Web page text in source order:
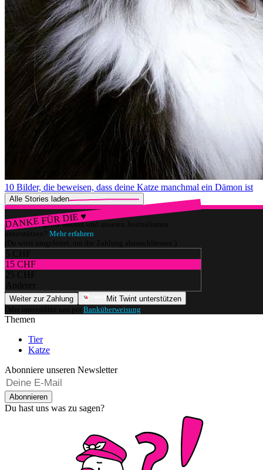
10 Bilder, die beweisen, dass deine Katze manchmal ein Dämon ist
Alle Stories laden
DANKE FÜR DIE ♥
Würdest du gerne watson und unseren Journalismus
unterstützen? Mehr erfahren
(Du wirst umgeleitet, um die Zahlung abzuschliessen.)
5 CHF
15 CHF
25 CHF
Anderer
Weiter zur Zahlung
Mit Twint unterstützen
Oder unterstütze uns per Banküberweisung
Themen
Tier
Katze
Abonniere unseren Newsletter
Abonnieren
Du hast uns was zu sagen?